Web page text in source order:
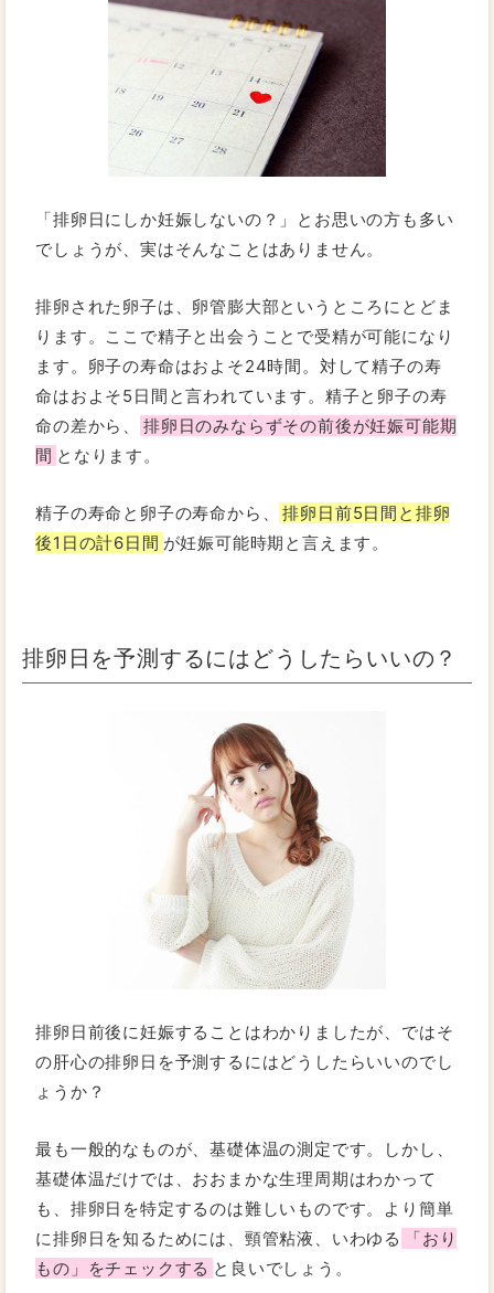
「排卵日にしか妊娠しないの？」とお思いの方も多い
でしょうが、実はそんなことはありません。
排卵された卵子は、卵管膨大部というところにとどま
ります。ここで精子と出会うことで受精が可能になり
ます。卵子の寿命はおよそ24時間。対して精子の寿
命はおよそ5日間と言われています。精子と卵子の寿
命の差から、
排卵日のみならずその前後が妊娠可能期
間 となります。
精子の寿命と卵子の寿命から、
排卵日前5日間と排卵
後1日の計6日間 が妊娠可能時期と言えます。
排卵日を予測するにはどうしたらいいの？
排卵日前後に妊娠することはわかりましたが、ではそ
の肝心の排卵日を予測するにはどうしたらいいのでし
ょうか？
最も一般的なものが、基礎体温の測定です。しかし、
基礎体温だけでは、おおまかな生理周期はわかって
も、排卵日を特定するのは難しいものです。より簡単
に排卵日を知るためには、頸管粘液、いわゆる
「おり
もの」をチェックする と良いでしょう。